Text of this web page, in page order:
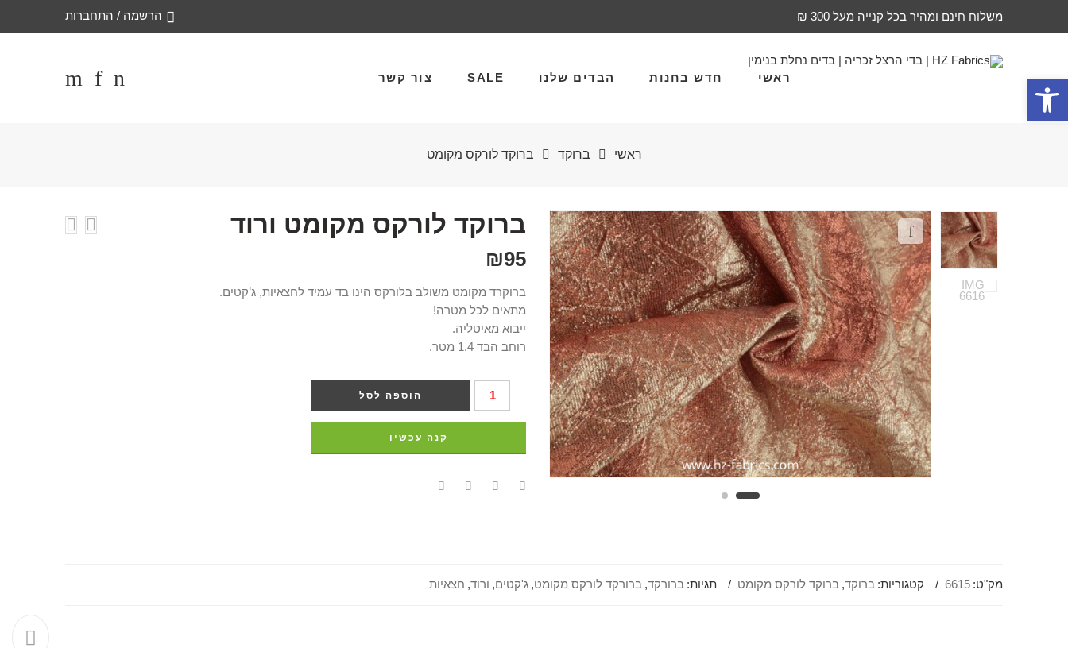
פתח סרגל נגישות
משלוח חינם ומהיר בכל קנייה מעל 300 ₪ הרשמה / התחברות
ראשי חדש בחנות הבדים שלנו SALE צור קשר
ראשי ברוקד ברוקד לורקס מקומט
ברוקד לורקס מקומט ורוד
₪95
ברוקרד מקומט משולב בלורקס הינו בד עמיד לחצאיות, ג’קטים.
מתאים לכל מטרה!
ייבוא מאיטליה.
רוחב הבד 1.4 מטר.
הוספה לסל
קנה עכשיו
מק"ט: 6615 קטגוריות: ברוקד, ברוקד לורקס מקומט תגיות: ברורקד, ברורקד לורקס מקומט, ג'קטים, ורוד, חצאיות